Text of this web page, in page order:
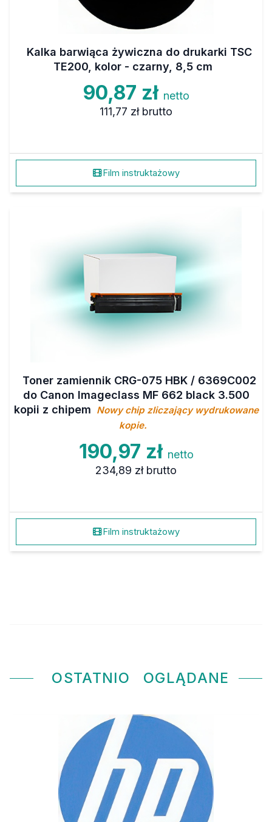
Kalka barwiąca żywiczna do drukarki TSC
TE200, kolor - czarny, 8,5 cm
90,87 zł netto
111,77 zł brutto
Film instruktażowy
Toner zamiennik CRG-075 HBK / 6369C002
do Canon Imageclass MF 662 black 3.500
kopii z chipem Nowy chip zliczający wydrukowane
kopie.
190,97 zł netto
234,89 zł brutto
Film instruktażowy
OSTATNIO OGLĄDANE